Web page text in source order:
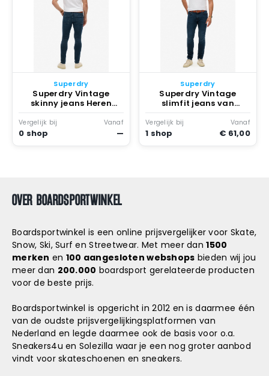
Superdry
Superdry Vintage
skinny jeans Heren
Jeans Vanderbilt Ink
Vergelijk bij
0 shop
Vanaf
—
Superdry
Superdry Vintage
slimfit jeans van
biologisch katoen
Heren Jeans Vanderbilt
Vergelijk bij
1 shop
Vanaf
€ 61,00
OVER BOARDSPORTWINKEL
Boardsportwinkel is een online prijsvergelijker voor Skate,
Snow, Ski, Surf en Streetwear. Met meer dan1500
merken en 100 aangesloten webshops bieden wij jou
meer dan 200.000 boardsport gerelateerde producten
voor de beste prijs.
Boardsportwinkel is opgericht in 2012 en is daarmee één
van de oudste prijsvergelijkingsplatformen van
Nederland en legde daarmee ook de basis voor o.a.
Sneakers4u en Solezilla waar je een nog groter aanbod
vindt voor skateschoenen en sneakers.